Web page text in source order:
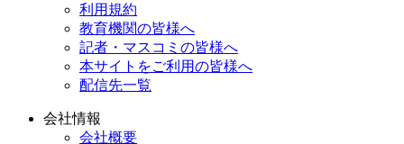
利用規約
教育機関の皆様へ
記者・マスコミの皆様へ
本サイトをご利用の皆様へ
配信先一覧
会社情報
会社概要